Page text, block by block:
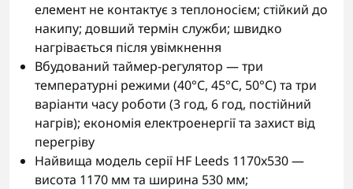
елемент не контактує з теплоносієм; стійкий до
накипу; довший термін служби; швидко
нагрівається після увімкнення
Вбудований таймер-регулятор — три
температурні режими (40°С, 45°С, 50°С) та три
варіанти часу роботи (3 год, 6 год, постійний
нагрів); економія електроенергії та захист від
перегріву
Найвища модель серії HF Leeds 1170x530 —
висота 1170 мм та ширина 530 мм;